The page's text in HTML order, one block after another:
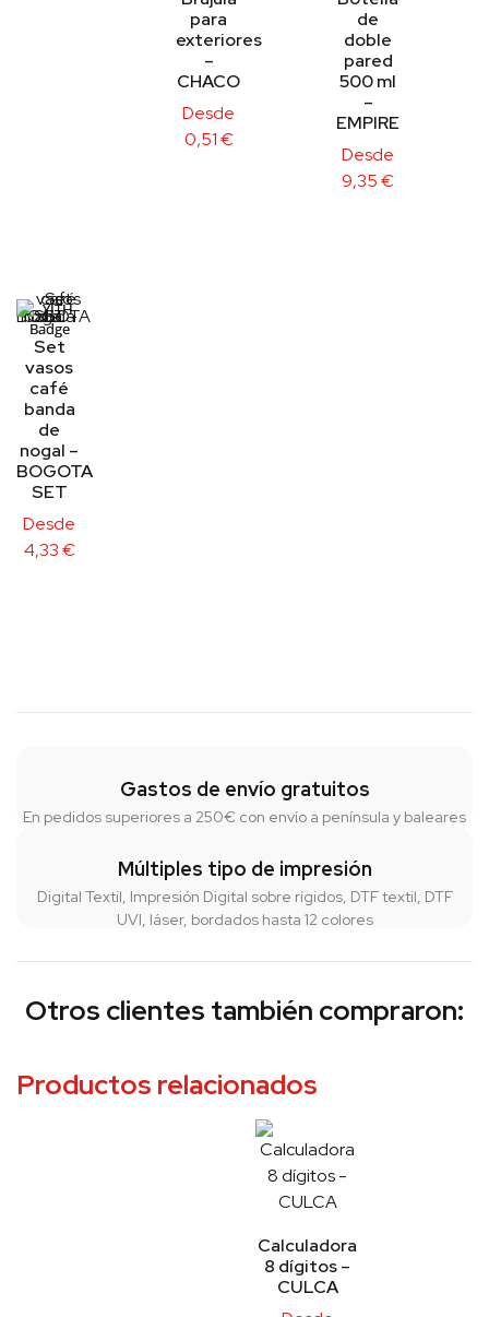
para
exteriores
–
CHACO
Desde
0,51€
de
doble
pared
500 ml
–
EMPIRE
Desde
9,35€
Set
vasos
café
banda
de
nogal –
BOGOTA
SET
Desde
4,33€
Gastos de envío gratuitos
En pedidos superiores a 250€ con envío a península y baleares
Múltiples tipo de impresión
Digital Textil, Impresión Digital sobre rígidos, DTF textil, DTF
UVI, láser, bordados hasta 12 colores
Otros clientes también compraron:
Productos relacionados
Calculadora
8 dígitos –
CULCA